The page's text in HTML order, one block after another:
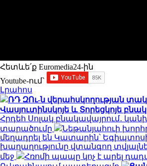
Հետևե՛ք Euromedia24-ին
Youtube-ում`
Լրահոս
ՌԴ ԶՈւ-ն վերահսկողության տակ
Վասյուտինսկոյե և Տորեցկոյե
Հրդեհ Սոլակ բնակավայրում․
տարածումը
Նեթանյահուի
մեղադրել են Կատարին՝
խաղաղությունը վտանգող
մեջ
Հռոմի պապը կոչ է արել